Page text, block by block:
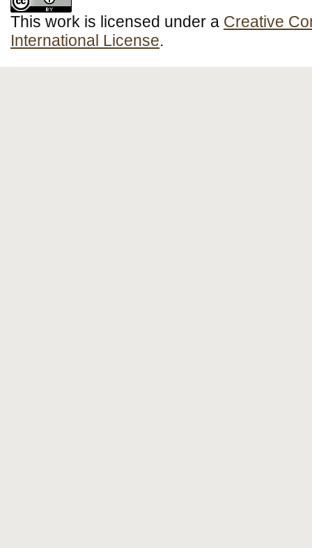
This work is licensed under a Creative
International License.